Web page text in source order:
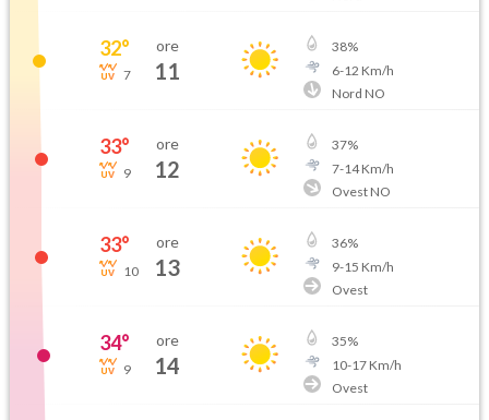
32°
7
ore
11
38%
6-12 Km/h
Nord NO
33°
9
ore
12
37%
7-14Km/h
Ovest NO
33°
10
ore
13
36%
9-15 Km/h
Ovest
34°
9
ore
14
35%
10-17Km/h
Ovest